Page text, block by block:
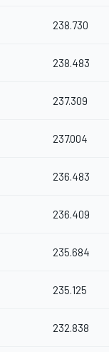
238.730
238.483
237.309
237.004
236.483
236.409
235.684
235.125
232.838